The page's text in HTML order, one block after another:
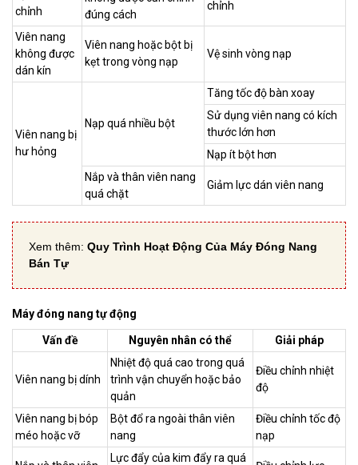
chỉnh
đúng cách
chỉnh
Viên nang
không được
dán kín
Viên nang hoặc bột bị
kẹt trong vòng nạp
Vệ sinh vòng nạp
Viên nang bị
hư hỏng
Nạp quá nhiều bột
Tăng tốc độ bàn xoay
Sử dụng viên nang có kích
thước lớn hơn
Nạp ít bột hơn
Nắp và thân viên nang
quá chặt
Giảm lực dán viên nang
Xem thêm: Quy Trình Hoạt Động Của Máy Đóng Nang
Bán Tự
Máy đóng nang tự động
Vấn đề Nguyên nhân có thể Giải pháp
Viên nang bị dính
Nhiệt độ quá cao trong quá
trình vận chuyển hoặc bảo
quản
Điều chỉnh nhiệt
độ
Viên nang bị bóp
méo hoặc vỡ
Bột đổ ra ngoài thân viên
nang
Điều chỉnh tốc độ
nạp
Lực đẩy của kim đẩy ra quá